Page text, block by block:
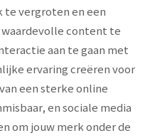
te vergroten en een
content te
aan te gaan met
ervaring creëren voor
een sterke online
en sociale media
om jouw merk onder de